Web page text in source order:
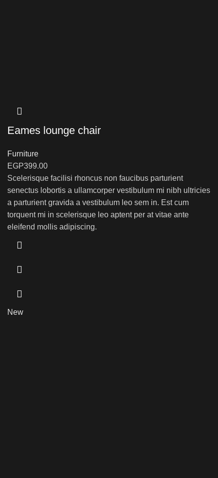
Eames lounge chair
Furniture
EGP399.00
Scelerisque facilisi rhoncus non faucibus parturient
senectus lobortis a ullamcorper vestibulum mi nibh ultricies
a parturient gravida a vestibulum leo sem in. Est cum
torquent mi in scelerisque leo aptent per at vitae ante
eleifend mollis adipiscing.
New